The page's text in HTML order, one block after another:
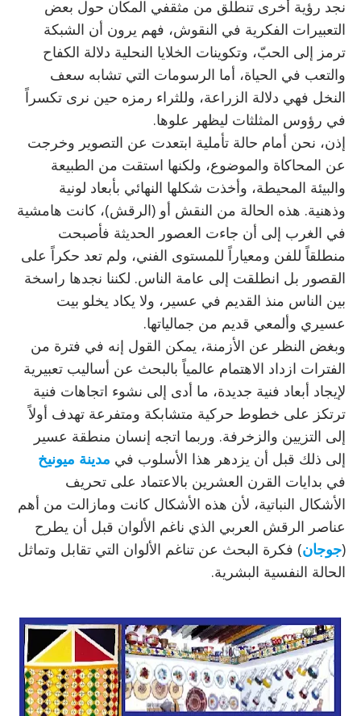
نجد رؤية أخرى تنطلق من مثقفي المكان حول بعض
التعبيرات الفكرية في النقوش، فهم يرون أن الشبكة
ترمز إلى الحبّ، وتكوينات الخلايا النحلية دلالة الكفاح
والتعب في الحياة، أما الرسومات التي تشابه سعف
النخل فهي دلالة الزراعة، وللثراء رمزه حين نرى تكسراً
في رؤوس المثلثات ليظهر علوها.
إذن، نحن أمام حالة تأملية ابتعدت عن التصوير وخرجت
عن المحاكاة والموضوع، ولكنها استقت من الطبيعة
والبيئة المحيطة، وأخذت شكلها النهائي بأبعاد لونية
وذهنية. هذه الحالة من النقش أو (الرقش)، كانت هامشية
في الغرب إلى أن جاءت العصور الحديثة فأصبحت
منطلقاً للفن ومعياراً للمستوى الفني، ولم تعد حكراً على
القصور بل انطلقت إلى عامة الناس. لكننا نجدها راسخة
بين الناس منذ القديم في عسير، ولا يكاد يخلو بيت
عسيري وألمعي قديم من جمالياتها.
وبغض النظر عن الأزمنة، يمكن القول إنه في فترة من
الفترات ازداد الاهتمام عالمياً بالبحث عن أساليب تعبيرية
لإيجاد أبعاد فنية جديدة، ما أدى إلى نشوء اتجاهات فنية
ترتكز على خطوط حركية متشابكة ومتفرعة تهدف أولاً
إلى التزيين والزخرفة. وربما اتجه إنسان منطقة عسير
إلى ذلك قبل أن يزدهر هذا الأسلوب في مدينة ميونيخ
في بدايات القرن العشرين بالاعتماد على تحريف
الأشكال النباتية، لأن هذه الأشكال كانت ومازالت من أهم
عناصر الرقش العربي الذي ناغم الألوان قبل أن يطرح
(جوجان) فكرة البحث عن تناغم الألوان التي تقابل وتماثل
الحالة النفسية البشرية.